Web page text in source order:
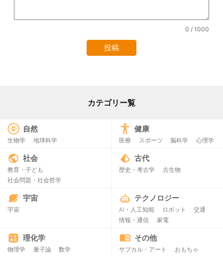
0 / 1000
カテゴリー覧
自然
生物学 地球科学
健康
医療 スポーツ 脳科学 心理学
社会
教育・子ども
社会問題・社会哲学
古代
歴史・考古学 古生物
宇宙
宇宙
テクノロジー
AI・人工知能 ロボット
交通
情報・通信
家電
理化学
物理学 量子論 数学
その他
サブカル・アート
おもちゃ